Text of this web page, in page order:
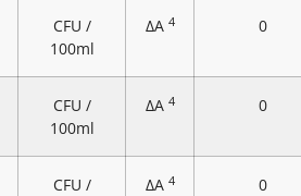
CFU /
100ml
ΔΑ 4 0
CFU /
100ml
ΔΑ 4 0
CFU /
ΔΑ 4 0